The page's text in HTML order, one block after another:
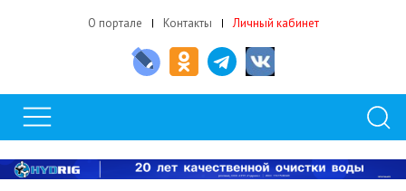
О портале Контакты Личный кабинет